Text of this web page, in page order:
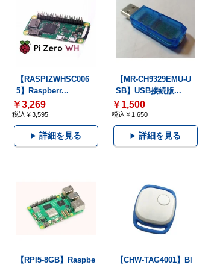
【RASPIZWHSC006
5】Raspberr...
￥3,269
税込￥3,595
詳細を見る
【MR-CH9329EMU-U
SB】USB接続版...
￥1,500
税込￥1,650
詳細を見る
【RPI5-8GB】Raspbe
【CHW-TAG4001】Bl